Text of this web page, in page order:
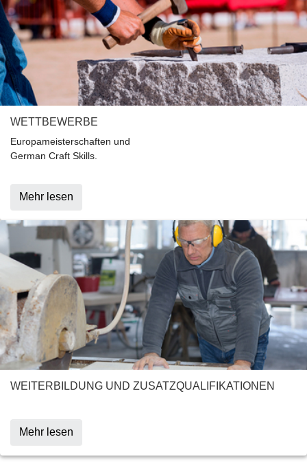
WETTBEWERBE
Europameisterschaften und
German Craft Skills.
Mehr lesen
WEITERBILDUNG UND ZUSATZQUALIFIKATIONEN
Mehr lesen